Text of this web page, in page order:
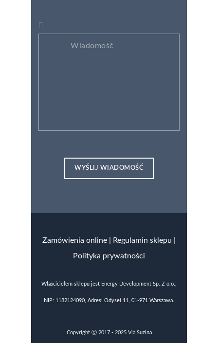
Zamówienia online
Regulamin sklepu |
Polityka prywatności
Właścicielem sklepu jest Energy Development Sp. Z o.o.,
NIP: 1182124090, Adres: Odysei 11, 01-971 Warszawa.
Copyright ⓒ 2017 - 2025 Via Suzina